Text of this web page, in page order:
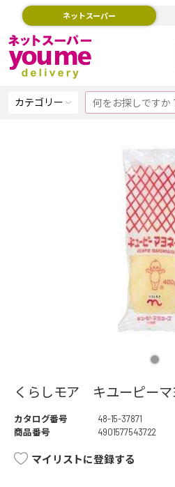
ネットスーパー
カテゴリー
くらしモア キユーピー
カタログ番号
48-15-37871
商品番号
4901577543722
マイリストに登録する